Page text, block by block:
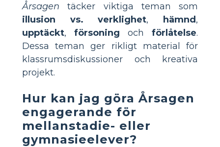
Årsagen täcker viktiga teman som
illusion vs. verklighet, hämnd ,
upptäckt, försoning och förlåtelse.
Dessa teman ger rikligt material för
klassrumsdiskussioner och kreativa
projekt.
Hur kan jag göra Årsagen
engagerande för
mellanstadie- eller
gymnasieelever?